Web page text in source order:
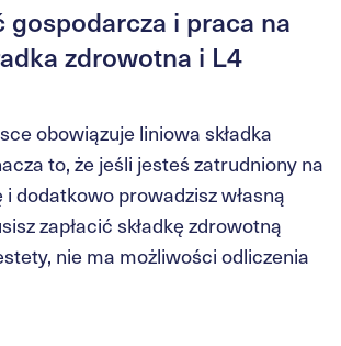
gospodarcza i praca na
zdrowotna i L4
obowiązuje liniowa składka
to, że jeśli jesteś zatrudniony na
dodatkowo prowadzisz własną
zapłacić składkę zdrowotną
nie ma możliwości odliczenia